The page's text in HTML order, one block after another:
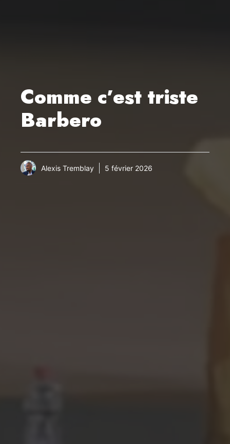
Comme c’est triste
Barbero
Alexis Tremblay 5 février 2026